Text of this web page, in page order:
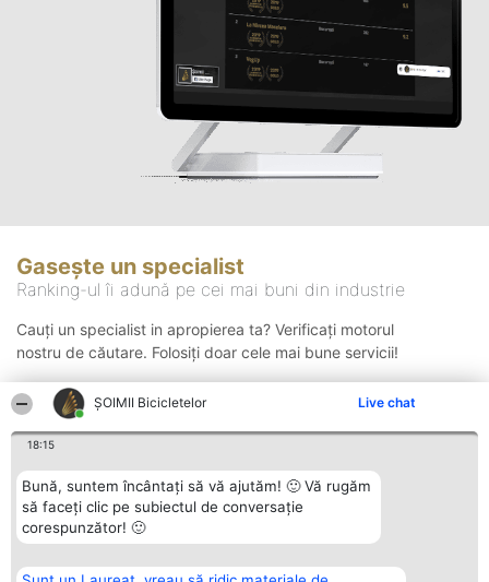
ȘOIMII Bicicletelor Live chat
18:15
Bună, suntem încântați să vă ajutăm! 🙂 Vă rugăm
să faceți clic pe subiectul de conversație
corespunzător! 🙂
Gasește un specialist
Ranking-ul îi adună pe cei mai buni din industrie
Cauți un specialist in apropierea ta? Verificați motorul
nostru de căutare. Folosiți doar cele mai bune servicii!